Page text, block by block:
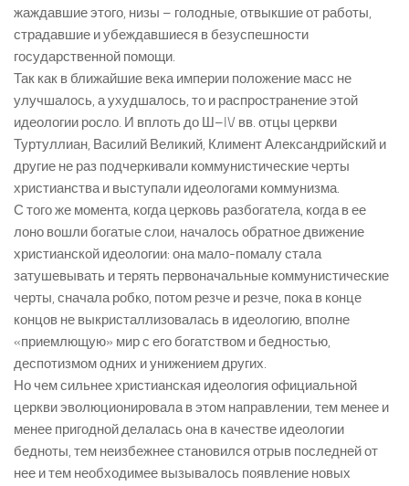
жаждавшие этого, низы – голодные, отвыкшие от работы,
страдавшие и убеждавшиеся в безуспешности
государственной помощи.
Так как в ближайшие века империи положение масс не
улучшалось, а ухудшалось, то и распространение этой
идеологии росло. И вплоть до Ш–IV вв. отцы церкви
Туртуллиан, Василий Великий, Климент Александрийский и
другие не раз подчеркивали коммунистические черты
христианства и выступали идеологами коммунизма.
С того же момента, когда церковь разбогатела, когда в ее
лоно вошли богатые слои, началось обратное движение
христианской идеологии: она мало-помалу стала
затушевывать и терять первоначальные коммунистические
черты, сначала робко, потом резче и резче, пока в конце
концов не выкристаллизовалась в идеологию, вполне
«приемлющую» мир с его богатством и бедностью,
деспотизмом одних и унижением других.
Но чем сильнее христианская идеология официальной
церкви эволюционировала в этом направлении, тем менее и
менее пригодной делалась она в качестве идеологии
бедноты, тем неизбежнее становился отрыв последней от
нее и тем необходимее вызывалось появление новых